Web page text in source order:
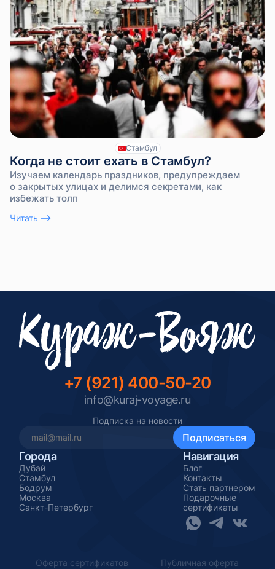
Стамбул
Когда не стоит ехать в Стамбул?
Изучаем календарь праздников, предупреждаем
о закрытых улицах и делимся секретами, как
избежать толп
Читать
+7 (921) 400-50-20
info@kuraj-voyage.ru
Подписка на новости
Города
Дубай
Стамбул
Бодрум
Москва
Санкт-Петербург
Навигация
Блог
Контакты
Стать партнером
Подарочные
сертификаты
Оферта сертификатов
Публичная оферта